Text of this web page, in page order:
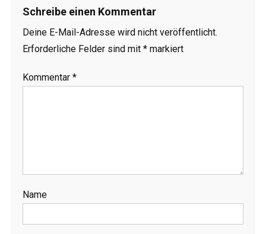
Schreibe einen Kommentar
Deine E-Mail-Adresse wird nicht veröffentlicht.
Erforderliche Felder sind mit *markiert
Kommentar *
Name